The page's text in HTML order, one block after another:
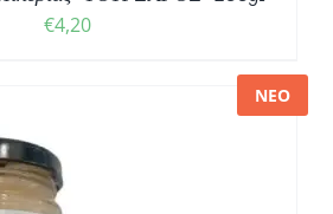
€4,20
ΝΕΟ